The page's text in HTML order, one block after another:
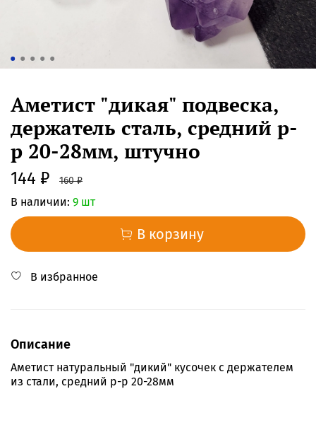
Аметист "дикая" подвеска,
держатель сталь, средний р-
р 20-28мм, штучно
144 ₽ 160 ₽
В наличии: 9 шт
В корзину
В избранное
Описание
Аметист натуральный "дикий" кусочек с держателем
из стали, средний р-р 20-28мм